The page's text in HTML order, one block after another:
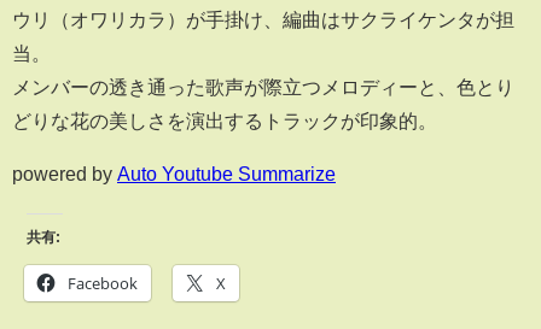
ウリ（オワリカラ）が手掛け、編曲はサクライケンタが担
当。
メンバーの透き通った歌声が際立つメロディーと、色とり
どりな花の美しさを演出するトラックが印象的。
powered by Auto Youtube Summarize
共有:
Facebook X